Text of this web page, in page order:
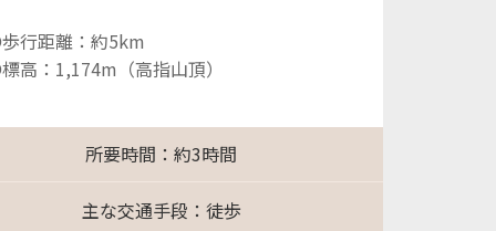
行距離：約5km
高：1,174m（高指山頂）
所要時間：約3時間
主な交通手段：徒歩